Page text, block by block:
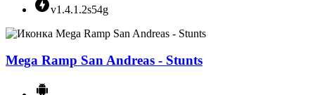
v1.4.1.2s54g
Mega Ramp San Andreas - Stunts